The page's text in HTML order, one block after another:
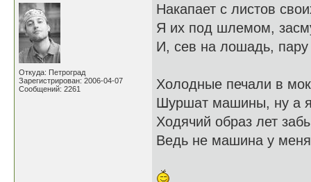
Откуда: Петроград
Зарегистрирован: 2006-04-07
Сообщений: 2261
Накапает с листов
Я их под шлемом,
И, сев на лошадь, пару
Холодные печали в
Шуршат машины, ну а
Ходячий образ лет
Ведь не машина у